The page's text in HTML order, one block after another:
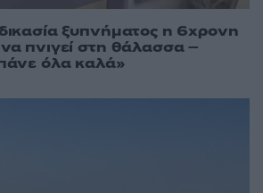
ξυπνήματος η 6χρονη
πνιγεί στη θάλασσα –
όλα καλά»